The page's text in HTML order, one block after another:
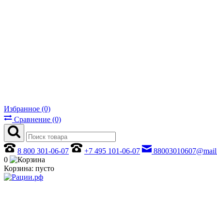
Избранное (0)
Сравнение (0)
8 800 301-06-07 +7 495 101-06-07
0
Корзина: пусто